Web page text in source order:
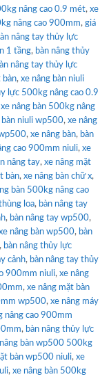
nâng cao 0.9 mét, xe
nâng cao 900mm, giá
nâng tay thủy lực
1 tầng, bàn nâng thủy
nâng tay thủy lực
bàn, xe nâng bàn niuli
lực 500kg nâng cao 0.9
xe nâng bàn 500kg nâng
bàn niuli wp500, xe nâng
, xe nâng bàn, bàn
cao 900mm niuli, xe
nâng tay, xe nâng mặt
bàn, xe nâng bàn chữ x,
bàn 500kg nâng cao
loa, bàn nâng tay
, bàn nâng tay wp500,
nâng bàn wp500, bàn
, bàn nâng thủy lực
cảnh, bàn nâng tay thủy
900mm niuli, xe nâng
, xe nâng mặt bàn
wp500, xe nâng máy
nâng cao 900mm
, bàn nâng thủy lực
bàn wp500 500kg
bàn wp500 niuli, xe
, xe nâng bàn 500kg